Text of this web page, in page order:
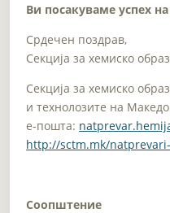
Ви посакуваме успех
Срдечен поздрав,
Секција за хемиско
Секција за хемиско
и технолозите на
e-пошта:
http://sctm.mk/
Соопштение